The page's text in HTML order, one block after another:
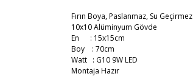
Fırın Boya, Paslanmaz, Su Geçirmez
10x10 Alüminyum Gövde
En
: 15x15cm
Boy
: 70cm
Watt : G10 9W LED
Montaja Hazır